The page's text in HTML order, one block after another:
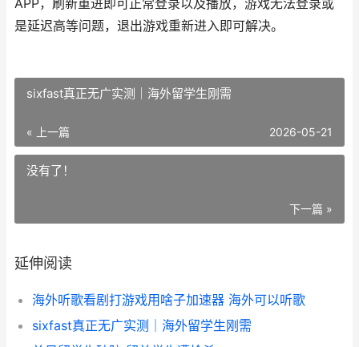
APP，刷新重进即可正常登录以及播放，游戏无法登录或
是延迟高等问题，退出游戏重新进入即可解决。
sixfast真正无广实测｜海外留学生刚需
« 上一篇 2026-05-21
没有了！
下一篇 »
延伸阅读
海外听歌看剧打游戏用啥子加速器 海外可以听歌
sixfast真正无广实测｜海外留学生刚需